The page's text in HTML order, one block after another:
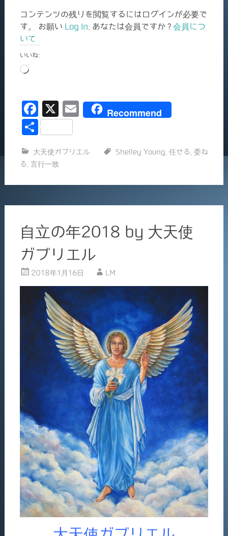
コンテンツの残りを閲覧するにはログインが必要で
す。 お願い Log In . あなたは会員ですか ? 会員につ
いて
いいね:
読
み
中…
F
a
e
o
o
k
X
E
l
Recommend
共
大天使ガブリエル Shelley Young 任せる
委ね
る
言行一致
自立の年2018 by 大天使
ガブリエル
2018年1月16日 LM